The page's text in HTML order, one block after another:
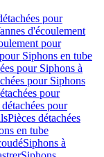
pour
d'écoulement
pour
Siphons en tube
pour Siphons à
pour Siphons
pour
pour
Pièces détachées
en tube
Siphons à